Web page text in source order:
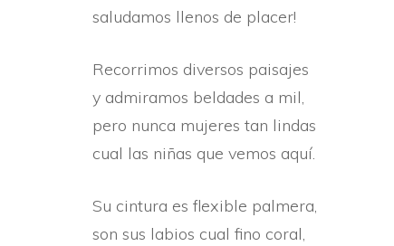
saludamos llenos de placer!
Recorrimos diversos paisajes
y admiramos beldades a mil,
pero nunca mujeres tan lindas
cual las niñas que vemos aquí­.
Su cintura es flexible palmera,
son sus labios cual fino coral,